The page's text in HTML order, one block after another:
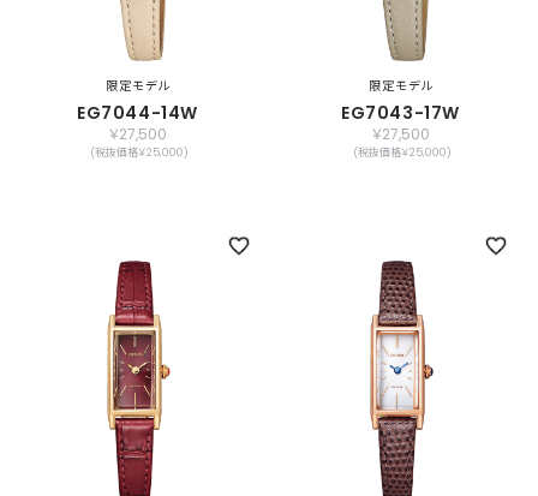
限定モデル
EG7044-14W
￥27,500
(税抜価格￥25,000)
限定モデル
EG7043-17W
￥27,500
(税抜価格￥25,000)